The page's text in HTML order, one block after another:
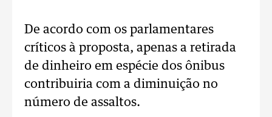
De acordo com os parlamentares
críticos à proposta, apenas a retirada
de dinheiro em espécie dos ônibus
contribuiria com a diminuição no
número de assaltos.